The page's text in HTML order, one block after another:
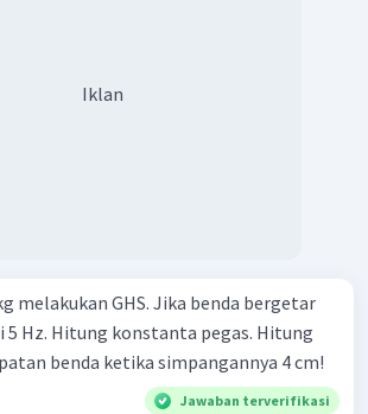
Iklan
melakukan GHS. Jika benda bergetar
5 Hz. Hitung konstanta pegas. Hitung
benda ketika simpangannya 4 cm!
Jawaban terverifikasi